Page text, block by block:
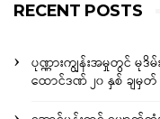
RECENT POSTS
ပုဏ္ဏားကျွန်းအမှုတွင် မု
ထောင်ဒဏ် ၂၀ နှစ် ချမှတ်